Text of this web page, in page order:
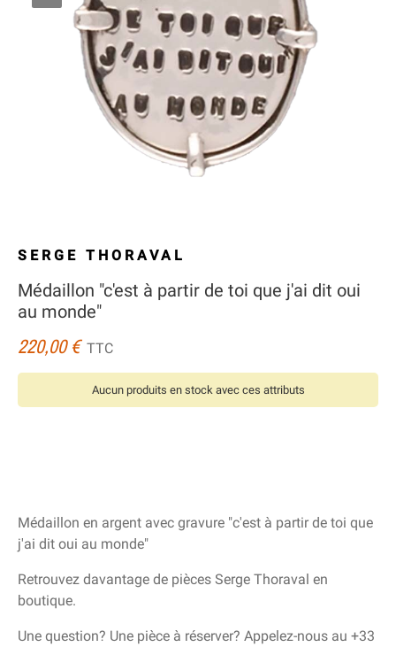
SERGE THORAVAL
Médaillon "c'est à partir de toi que j'ai dit oui
au monde"
220,00 €TTC
Aucun produits en stock avec ces attributs
Médaillon en argent avec gravure "c'est à partir de toi que
j'ai dit oui au monde"
Retrouvez davantage de pièces Serge Thoraval en
boutique.
Une question? Une pièce à réserver? Appelez-nous au +33